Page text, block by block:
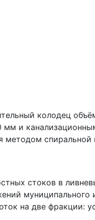
колодец
мм и
методом спиральной
стоков в
муниципального
на две фракции: